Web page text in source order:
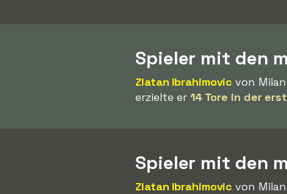
Spieler mit den
Zlatan Ibrahimovic von
erzielte er 14 Tore in der
Spieler mit den
Zlatan Ibrahimovic von